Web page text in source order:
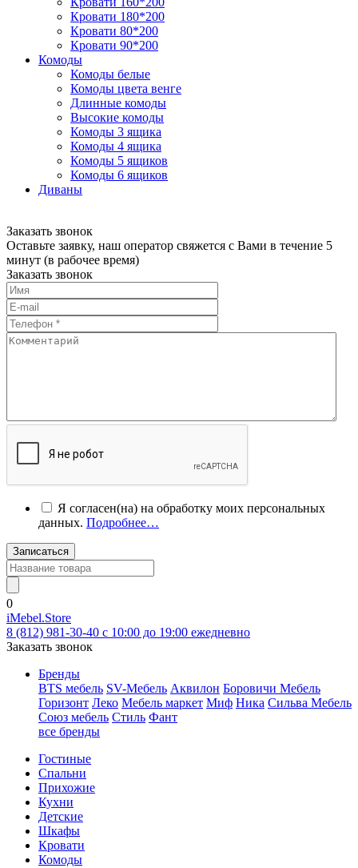
Кровати 180*200
Кровати 80*200
Кровати 90*200
Комоды
Комоды белые
Комоды цвета венге
Длинные комоды
Высокие комоды
Комоды 3 ящика
Комоды 4 ящика
Комоды 5 ящиков
Комоды 6 ящиков
Диваны
Заказать звонок
Оставьте заявку, наш оператор свяжется с Вами в течение 5
минут (в рабочее время)
Заказать звонок
Я согласен(на) на обработку моих персональных
данных. Подробнее…
Записаться
0
iMebel.Store
8 (812) 981-30-40 c 10:00 до 19:00 ежедневно
Заказать звонок
Бренды
BTS мебель SV-Мебель Аквилон Боровичи Мебель
Горизонт Леко Мебель маркет Миф Ника Сильва Мебель
Союз мебель Стиль Фант
все бренды
Гостиные
Спальни
Прихожие
Кухни
Детские
Шкафы
Кровати
Комоды